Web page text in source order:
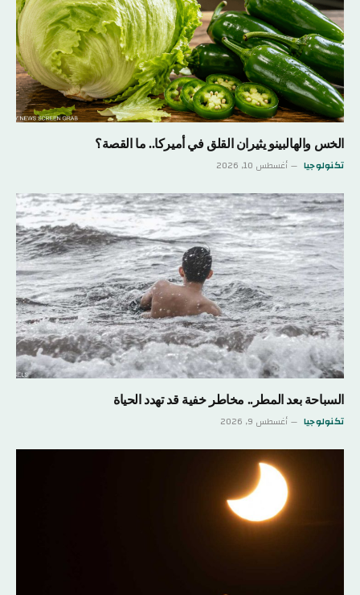
الخس والهالبينو يثيران القلق في أميركا.. ما القصة؟
تكنولوجيا أغسطس 10, 2026
السباحة بعد المطر.. مخاطر خفية قد تهدد الحياة
تكنولوجيا أغسطس 9, 2026